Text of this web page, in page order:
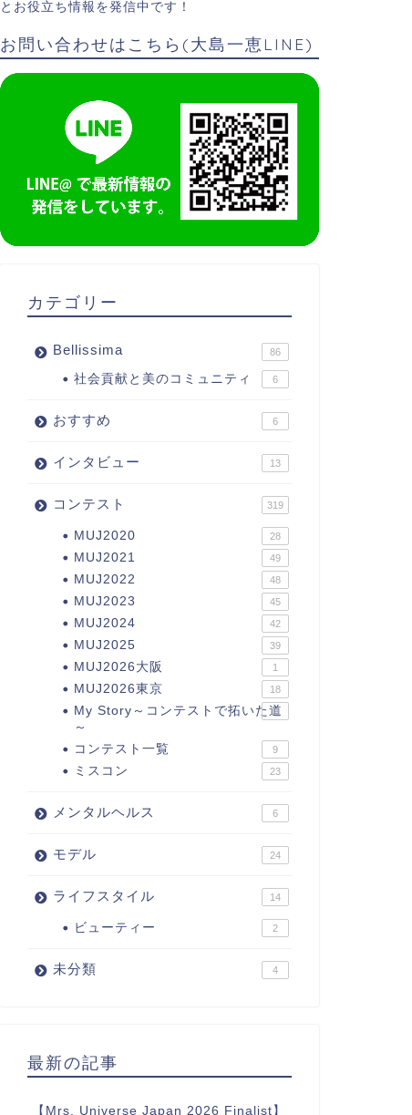
とお役立ち情報を発信中です！
お問い合わせはこちら(大島一恵LINE)
カテゴリー
Bellissima 86
社会貢献と美のコミュニティ 6
おすすめ 6
インタビュー 13
コンテスト 319
MUJ2020 28
MUJ2021 49
MUJ2022 48
MUJ2023 45
MUJ2024 42
MUJ2025 39
MUJ2026大阪 1
MUJ2026東京 18
My Story～コンテストで拓いた道
～
11
コンテスト一覧 9
ミスコン 23
メンタルヘルス 6
モデル 24
ライフスタイル 14
ビューティー 2
未分類 4
最新の記事
【Mrs. Universe Japan 2026 Finalist】